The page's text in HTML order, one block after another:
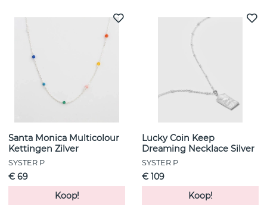
Santa Monica Multicolour
Kettingen Zilver
SYSTER P
€ 69
Koop!
Lucky Coin Keep
Dreaming Necklace Silver
SYSTER P
€ 109
Koop!